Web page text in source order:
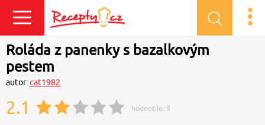
Roláda z panenky s bazalkovým
pestem
autor:cat1982
2.1 hodnotilo: 9